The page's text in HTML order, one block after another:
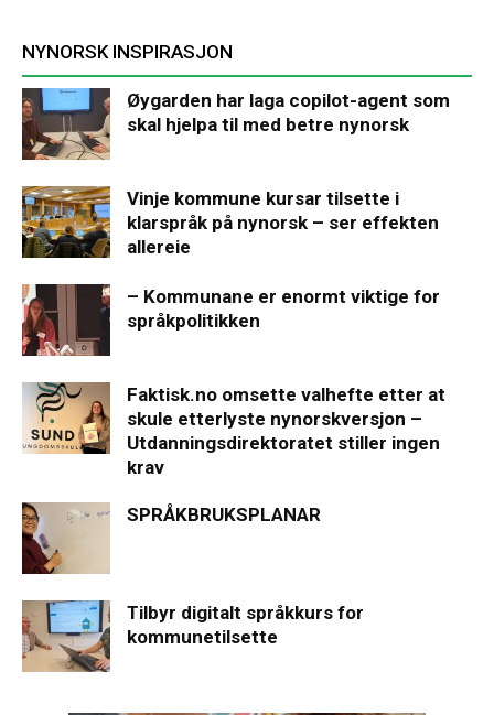
NYNORSK INSPIRASJON
Øygarden har laga copilot-agent som
skal hjelpa til med betre nynorsk
Vinje kommune kursar tilsette i
klarspråk på nynorsk – ser effekten
allereie
– Kommunane er enormt viktige for
språkpolitikken
Faktisk.no omsette valhefte etter at
skule etterlyste nynorskversjon –
Utdanningsdirektoratet stiller ingen
krav
SPRÅKBRUKSPLANAR
Tilbyr digitalt språkkurs for
kommunetilsette